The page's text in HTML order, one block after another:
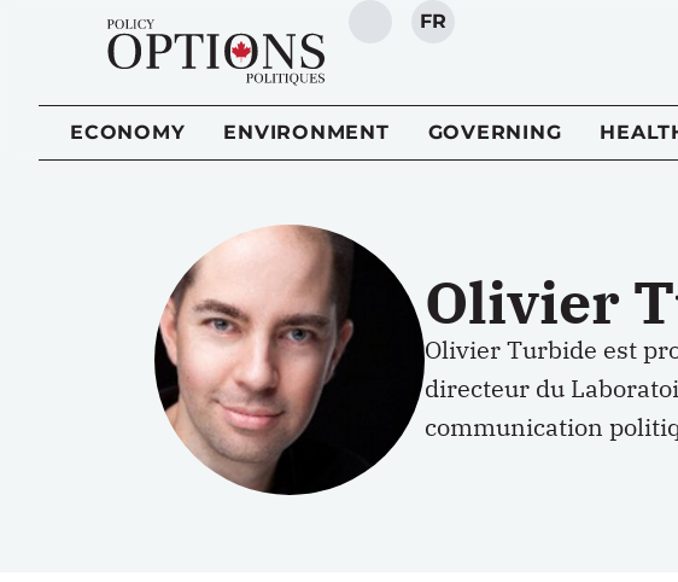
SEARCH
FR
ECONOMY ENVIRONMENT GOVERNING
Olivier
Olivier Turbide est
directeur du
communication